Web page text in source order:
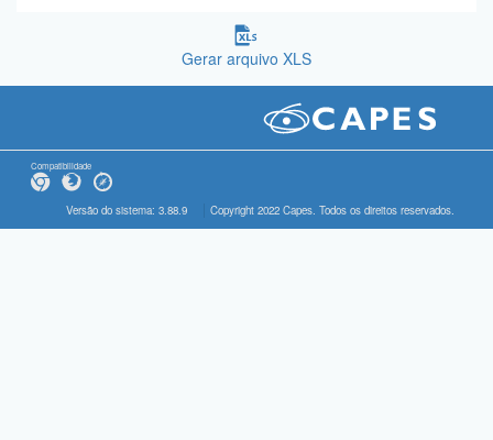
Gerar arquivo XLS
Compatibilidade
Versão do sistema: 3.88.9 Copyright 2022 Capes. Todos os direitos reservados.